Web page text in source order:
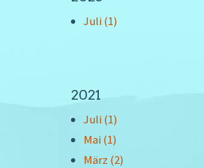
Juli (1)
2021
Juli (1)
Mai (1)
März (2)